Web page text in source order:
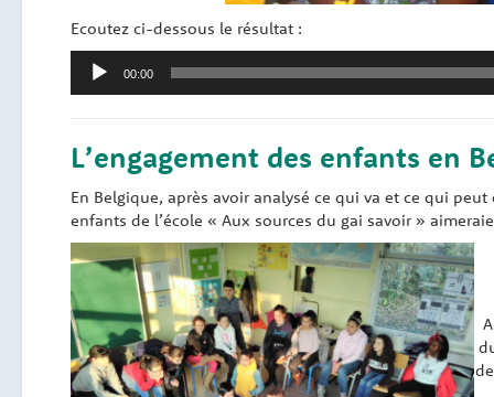
Ecoutez ci-dessous le résultat :
Lecteur
audio
00:00
L’engagement des enfants en
En Belgique, après avoir analysé ce qui va et ce qui
enfants de l’école « Aux sources du gai savoir »